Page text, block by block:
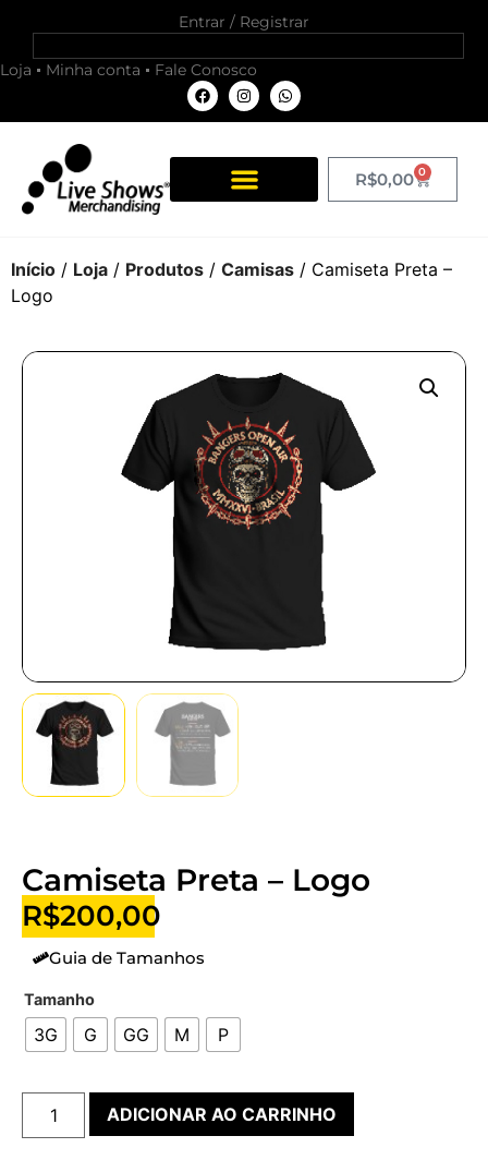
Entrar / Registrar
Loja Minha conta Fale Conosco
R$0,00 0
Início / Loja / Produtos / Camisas / Camiseta Preta –
Logo
Camiseta Preta – Logo
R$200,00
Guia de Tamanhos
Tamanho
3G G GG M P
ADICIONAR AO CARRINHO